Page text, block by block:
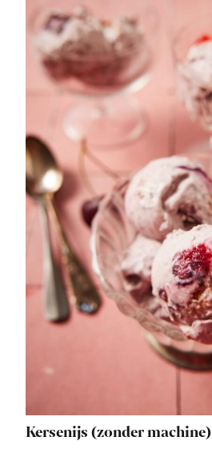
Kersenijs (zonder machine)